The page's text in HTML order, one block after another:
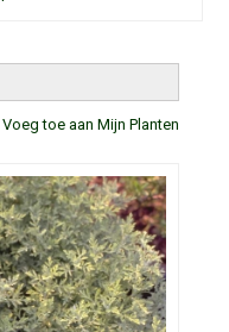
Voeg toe aan Mijn Planten